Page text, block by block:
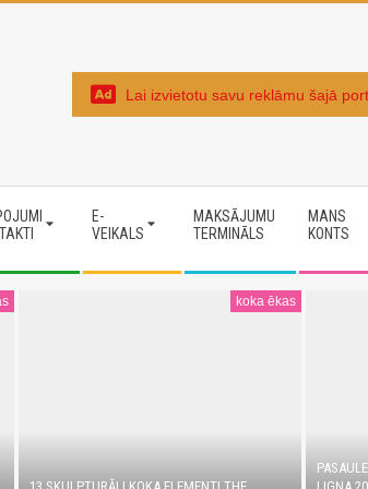
Lai izvietotu savu reklāmu šajā
E-
VEIKALS
MAKSĀJUMU
TERMINĀLS
MANS
KONTS
koka ēkas